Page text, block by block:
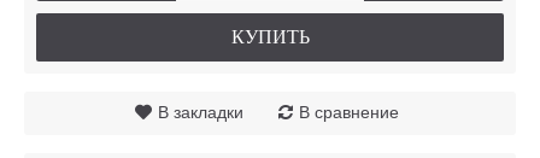
КУПИТЬ
В закладки В сравнение